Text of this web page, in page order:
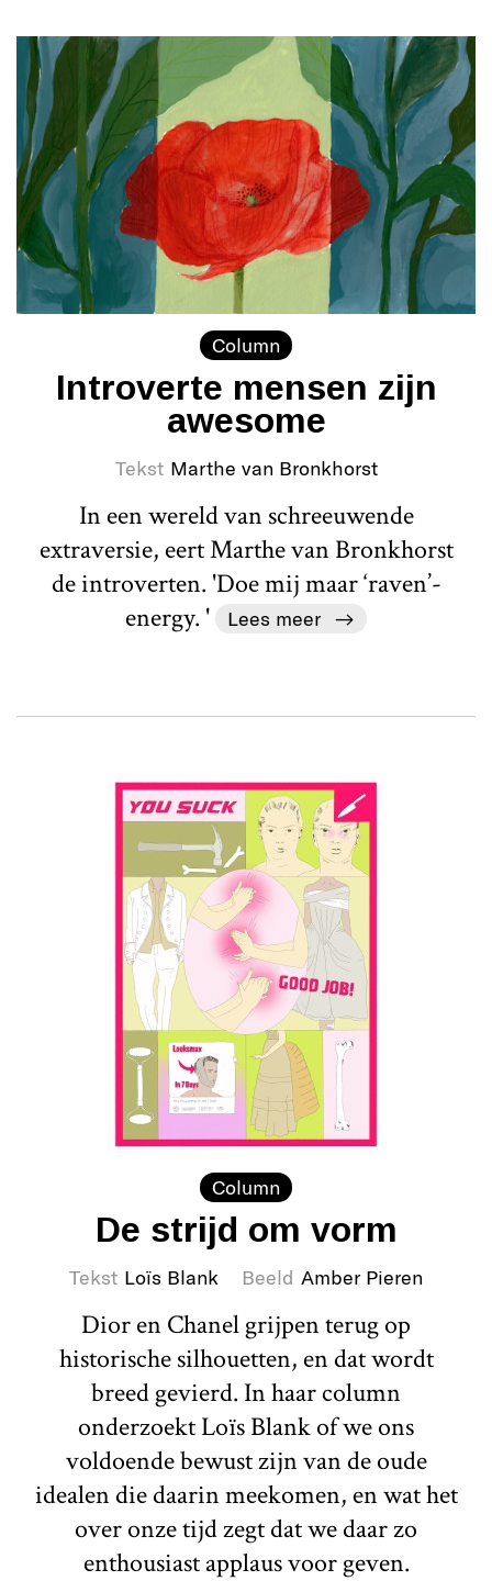
Column
Introverte mensen zijn
awesome
Tekst Marthe van Bronkhorst
In een wereld van schreeuwende
extraversie, eert Marthe van Bronkhorst
de introverten. 'Doe mij maar ‘raven’-
energy. '
Lees meer
Column
De strijd om vorm
Tekst Loïs Blank Beeld Amber Pieren
Dior en Chanel grijpen terug op
historische silhouetten, en dat wordt
breed gevierd. In haar column
onderzoekt Loïs Blank of we ons
voldoende bewust zijn van de oude
idealen die daarin meekomen, en wat het
over onze tijd zegt dat we daar zo
enthousiast applaus voor geven.